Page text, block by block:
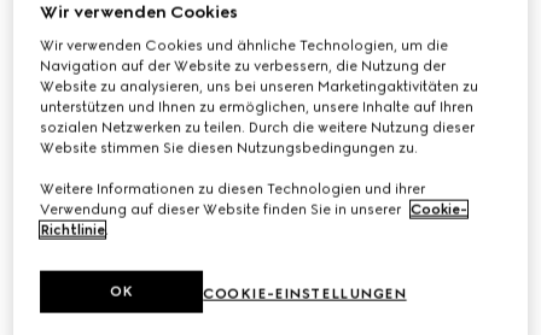
Sonnenbrille mit ovalem Rahmen
€ 245
Variantenschwarz
Wir verwenden Cookies
Wir verwenden Cookies und ähnliche Technologien, um die
Navigation auf der Website zu verbessern, die Nutzung der
Website zu analysieren, uns bei unseren Marketingaktivitäten zu
unterstützen und Ihnen zu ermöglichen, unsere Inhalte auf Ihren
sozialen Netzwerken zu teilen. Durch die weitere Nutzung dieser
Website stimmen Sie diesen Nutzungsbedingungen zu.
Weitere Informationen zu diesen Technologien und ihrer
Verwendung auf dieser Website finden Sie in unserer Cookie-
Richtlinie.
COOKIE-EINSTELLUNGEN
OK